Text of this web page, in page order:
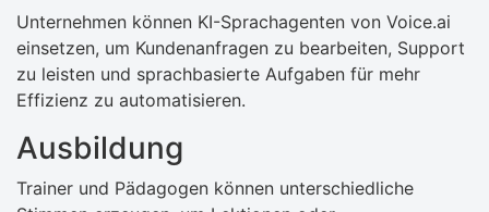
Unternehmen können KI-Sprachagenten von Voice.ai
einsetzen, um Kundenanfragen zu bearbeiten, Support
zu leisten und sprachbasierte Aufgaben für mehr
Effizienz zu automatisieren.
Ausbildung
Trainer und Pädagogen können unterschiedliche